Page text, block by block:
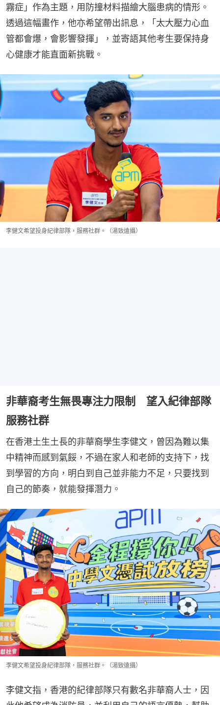
霧症」作為主題，用防撞材料描繪大腦患病的情形。
透過這幅畫作，他亦希望帶出訊息，「太大壓力心血
管都會爆，會影響發揮」，並寄語其他考生要保持身
心健康才能直面新挑戰。
李健文希望投身紀律部隊，服務社群。（湯致遠攝）
非華裔考生無畏專注力限制 望入紀律部隊
服務社群
在香港土生土長的非華裔學生李健文，曾因為難以集
中精神而感到氣餒，不過在家人和老師的支持下，找
到學習的方向，明白到自己並非能力不足，只要找到
自己的節奏，就能發揮潛力。
李健文希望投身紀律部隊，服務社群。（湯致遠攝）
李健文指，香港的紀律部隊只有數名非華裔人士，因